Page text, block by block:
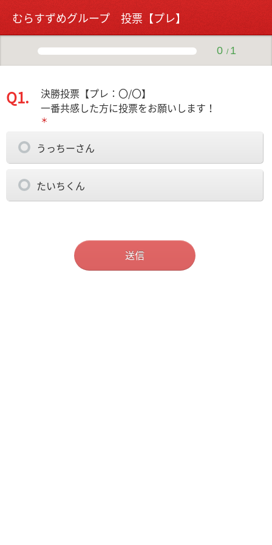
むらすずめグループ 投票【プレ】
0 / 1
Q1.
決勝投票【プレ：〇/〇】
一番共感した方に投票をお願いします！
＊
うっちーさん
たいちくん
送信